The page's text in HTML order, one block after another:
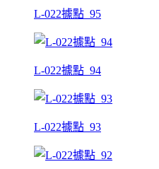
L-022據點_95
L-022據點_94
L-022據點_93